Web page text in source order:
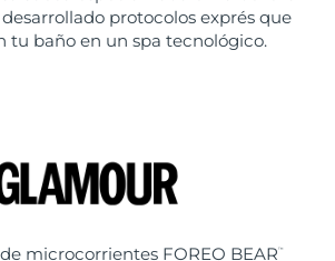
protocolos exprés que
tu baño en un spa tecnológico.
microcorrientes FOREO BEAR ™